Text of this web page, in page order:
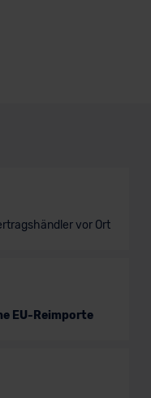
vor Ort
EU-Reimporte